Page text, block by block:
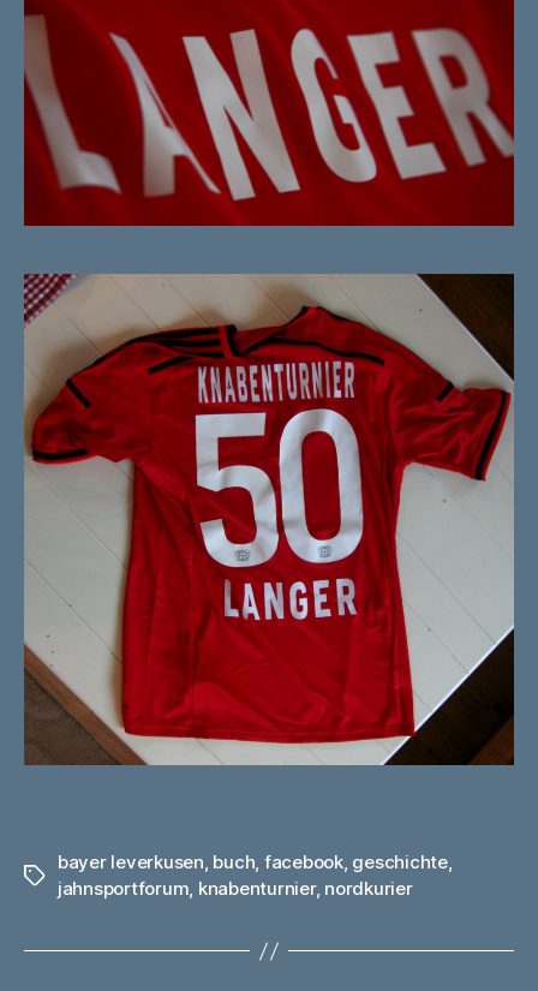
Schlagwörter
bayer leverkusen, buch, facebook, geschichte,
jahnsportforum, knabenturnier, nordkurier